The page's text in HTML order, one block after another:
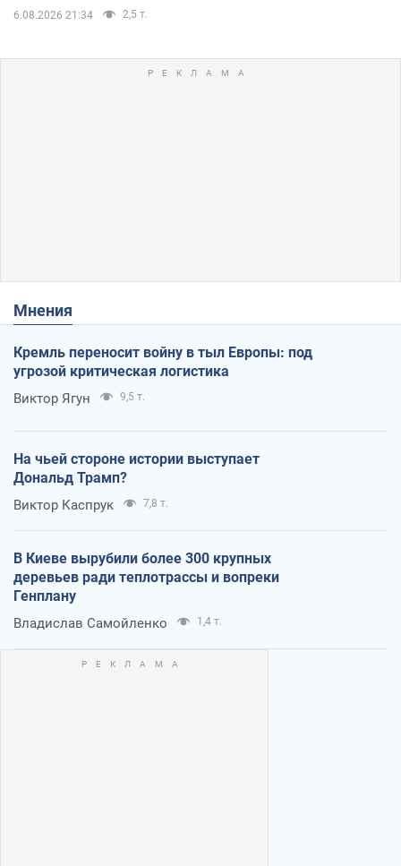
6.08.2026 21:34 2,5 т.
Мнения
Кремль переносит войну в тыл Европы: под
угрозой критическая логистика
Виктор Ягун 9,5 т.
На чьей стороне истории выступает
Дональд Трамп?
Виктор Каспрук 7,8 т.
В Киеве вырубили более 300 крупных
деревьев ради теплотрассы и вопреки
Генплану
Владислав Самойленко 1,4 т.